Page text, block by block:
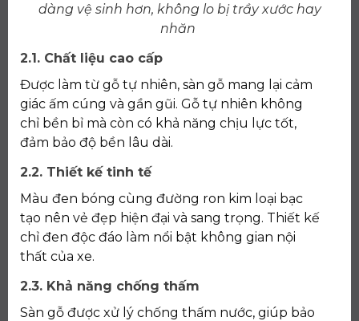
dàng vệ sinh hơn, không lo bị trầy xước hay
nhăn
2.1. Chất liệu cao cấp
Được làm từ gỗ tự nhiên, sàn gỗ mang lại cảm
giác ấm cúng và gần gũi. Gỗ tự nhiên không
chỉ bền bỉ mà còn có khả năng chịu lực tốt,
đảm bảo độ bền lâu dài.
2.2. Thiết kế tinh tế
Màu đen bóng cùng đường ron kim loại bạc
tạo nên vẻ đẹp hiện đại và sang trọng. Thiết kế
chỉ đen độc đáo làm nổi bật không gian nội
thất của xe.
2.3. Khả năng chống thấm
Sàn gỗ được xử lý chống thấm nước, giúp bảo